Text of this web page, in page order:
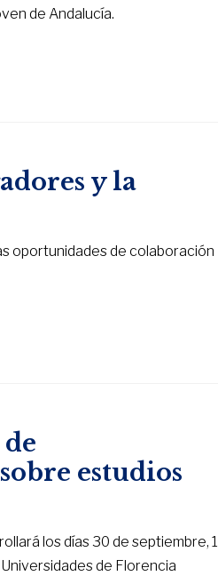
de Andalucía.
y la
oportunidades de colaboración
estudios
los días 30 de septiembre, 1
de Florencia